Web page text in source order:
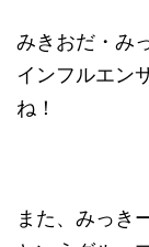
みきおだ・み
インフルエン
ね！
また、みっき